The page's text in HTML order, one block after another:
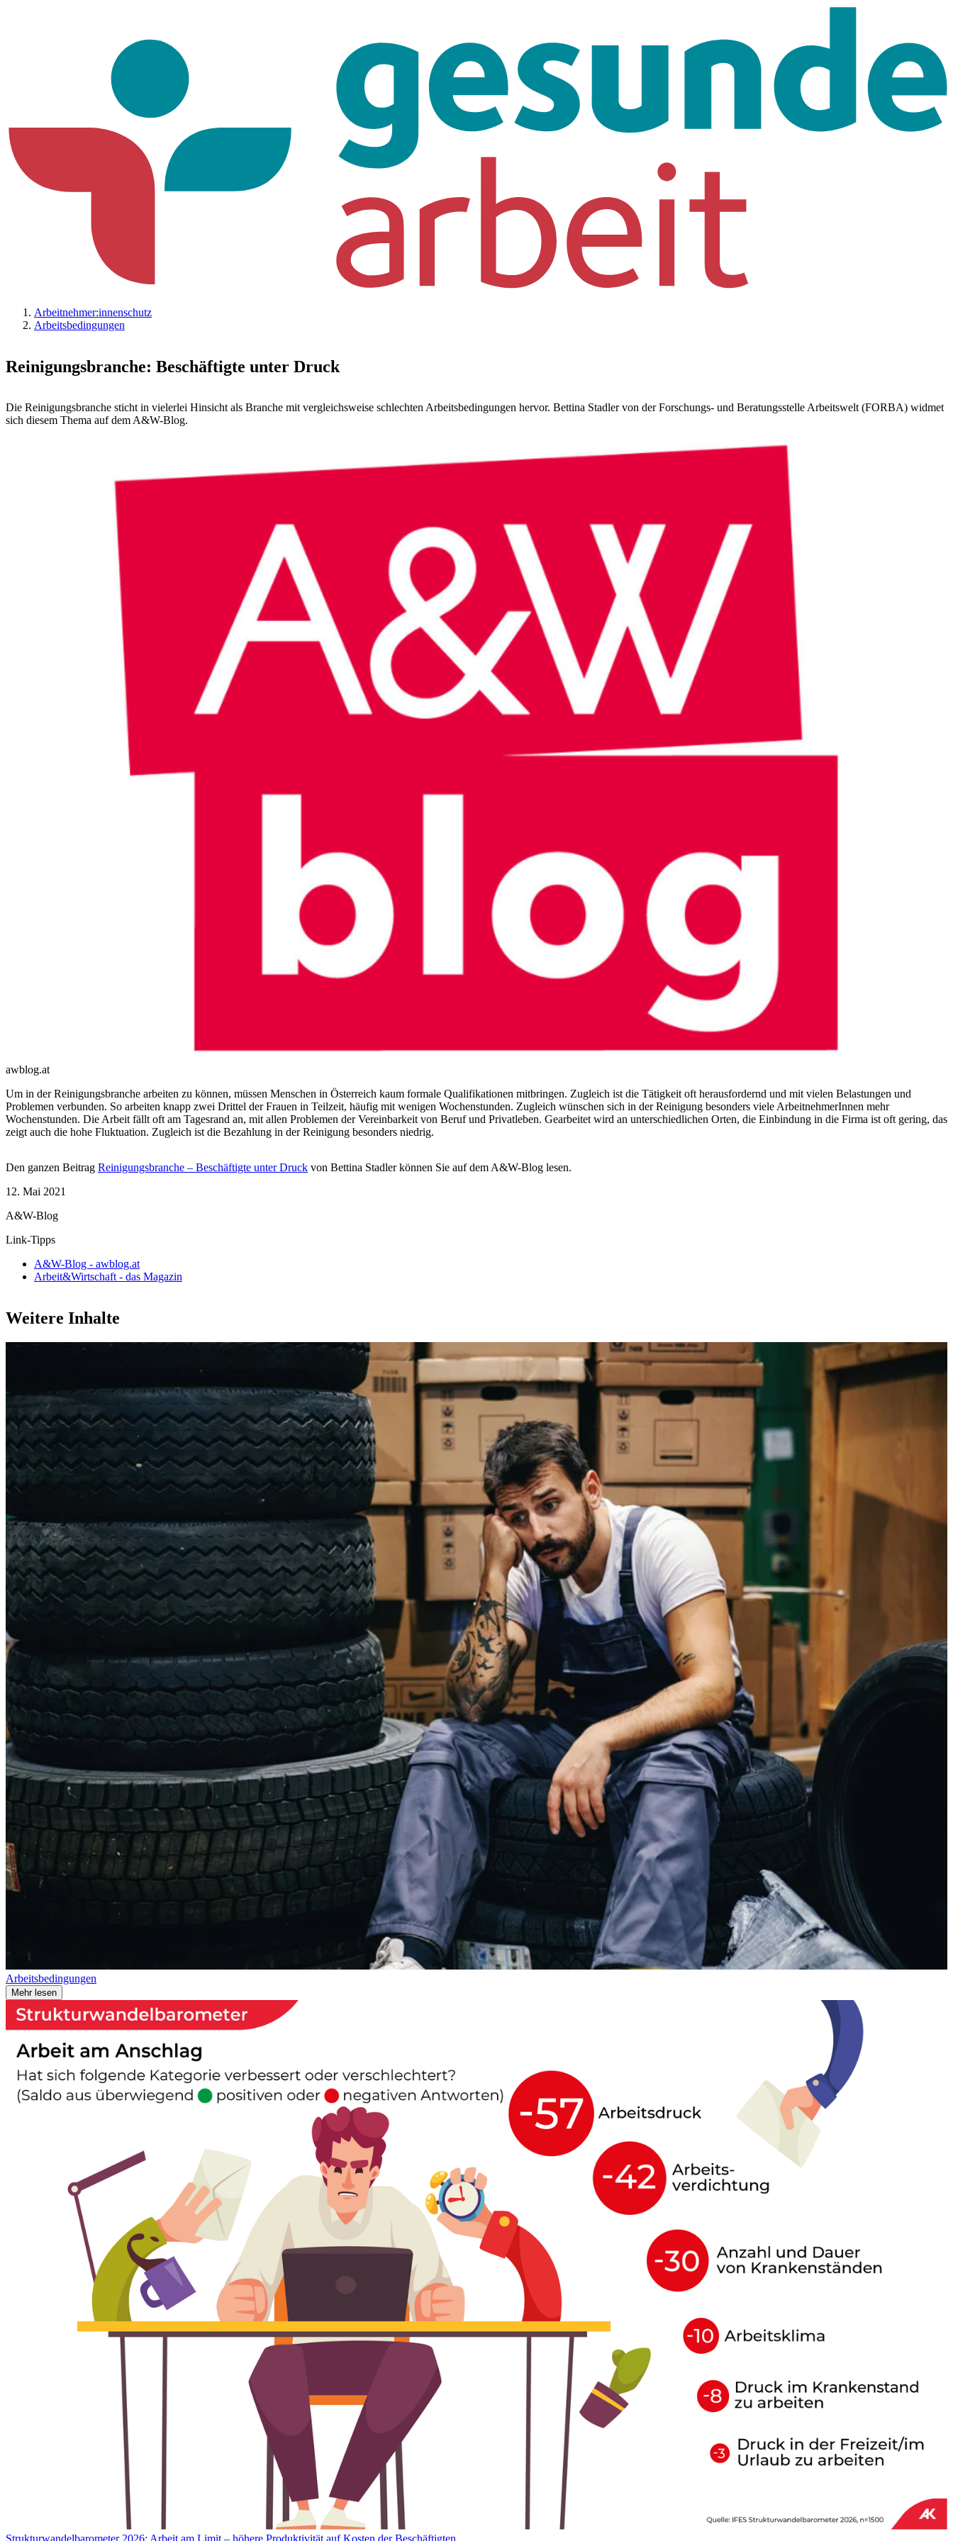
Arbeitnehmer:innenschutz
Arbeitsbedingungen
Reinigungsbranche: Beschäftigte unter Druck
Die Reinigungsbranche sticht in vielerlei Hinsicht als Branche mit vergleichsweise schlechten Arbeitsbedingungen hervor. Bettina Stadler von der Forschungs- und Beratungsstelle Arbeitswelt (FORBA) widmet
sich diesem Thema auf dem A&W-Blog.
awblog.at
Um in der Reinigungsbranche arbeiten zu können, müssen Menschen in Österreich kaum formale Qualifikationen mitbringen. Zugleich ist die Tätigkeit oft herausfordernd und mit vielen Belastungen und
Problemen verbunden. So arbeiten knapp zwei Drittel der Frauen in Teilzeit, häufig mit wenigen Wochenstunden. Zugleich wünschen sich in der Reinigung besonders viele ArbeitnehmerInnen mehr
Wochenstunden. Die Arbeit fällt oft am Tagesrand an, mit allen Problemen der Vereinbarkeit von Beruf und Privatleben. Gearbeitet wird an unterschiedlichen Orten, die Einbindung in die Firma ist oft gering, das
zeigt auch die hohe Fluktuation. Zugleich ist die Bezahlung in der Reinigung besonders niedrig.
Den ganzen Beitrag Reinigungsbranche – Beschäftigte unter Druck von Bettina Stadler können Sie auf dem A&W-Blog lesen.
12. Mai 2021
A&W-Blog
Link-Tipps
A&W-Blog - awblog.at
Arbeit&Wirtschaft - das Magazin
Weitere Inhalte
Arbeitsbedingungen
Mehr lesen
Strukturwandelbarometer 2026: Arbeit am Limit – höhere Produktivität auf Kosten der Beschäftigten